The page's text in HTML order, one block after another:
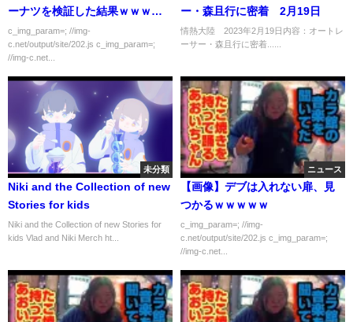
ーナツを検証した結果ｗｗｗｗ
ｗ
c_img_param=; //img-
c.net/output/site/202.js c_img_param=;
//img-c.net...
ー・森且行に密着 2月19日
情熱大陸 2023年2月19日内容：オートレ
ーサー・森且行に密着......
未分類
Niki and the Collection of new
Stories for kids
Niki and the Collection of new Stories for
kids Vlad and Niki Merch ht...
ニュース
【画像】デブは入れない扉、見
つかるｗｗｗｗｗ
c_img_param=; //img-
c.net/output/site/202.js c_img_param=;
//img-c.net...